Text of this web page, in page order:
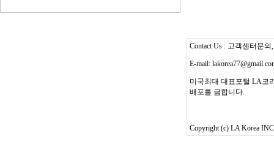
Contact Us : 고객센터문의
E-mail:
미국최대 대표포털 LA코
배포를 금합니다.
Copyright (c) LA Korea